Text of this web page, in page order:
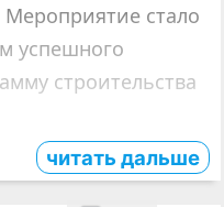
Мероприятие стало
успешного
строительства
читать дальше